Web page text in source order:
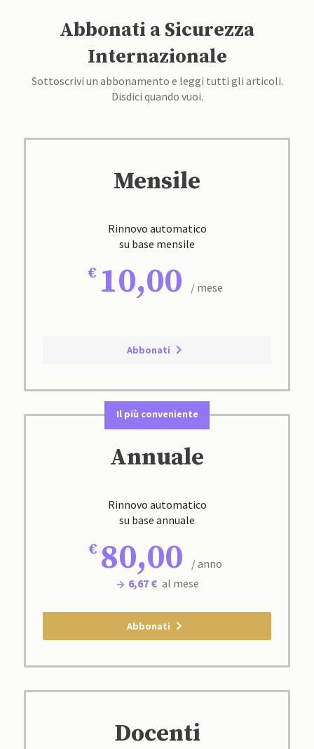
Abbonati a Sicurezza
Internazionale
Sottoscrivi un abbonamento e leggi tutti gli articoli.
Disdici quando vuoi.
Mensile
Rinnovo automatico
su base mensile
10,00 / mese
Abbonati
Il più conveniente
Annuale
Rinnovo automatico
su base annuale
80,00
/ anno
6,67 € al mese
Abbonati
Docenti